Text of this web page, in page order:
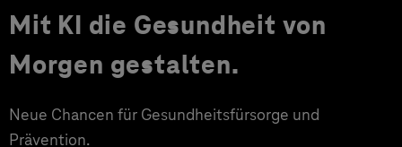
Mit KI die Gesundheit von
Morgen gestalten.
Neue Chancen für Gesundheitsfürsorge und
Prävention.